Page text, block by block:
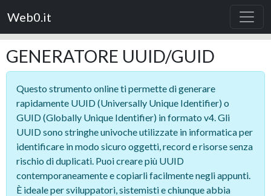
Web0.it
GENERATORE UUID/GUID
Questo strumento online ti permette di generare
rapidamente UUID (Universally Unique Identifier) o
GUID (Globally Unique Identifier) in formato v4. Gli
UUID sono stringhe univoche utilizzate in informatica per
identificare in modo sicuro oggetti, record e risorse senza
rischio di duplicati. Puoi creare più UUID
contemporaneamente e copiarli facilmente negli appunti.
È ideale per sviluppatori, sistemisti e chiunque abbia